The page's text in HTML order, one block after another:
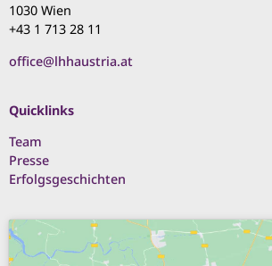
1030 Wien
+43 1 713 28 11
office@lhhaustria.at
Quicklinks
Team
Presse
Erfolgsgeschichten